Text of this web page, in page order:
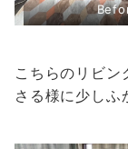
こちらのリビン
さる様に少しふ